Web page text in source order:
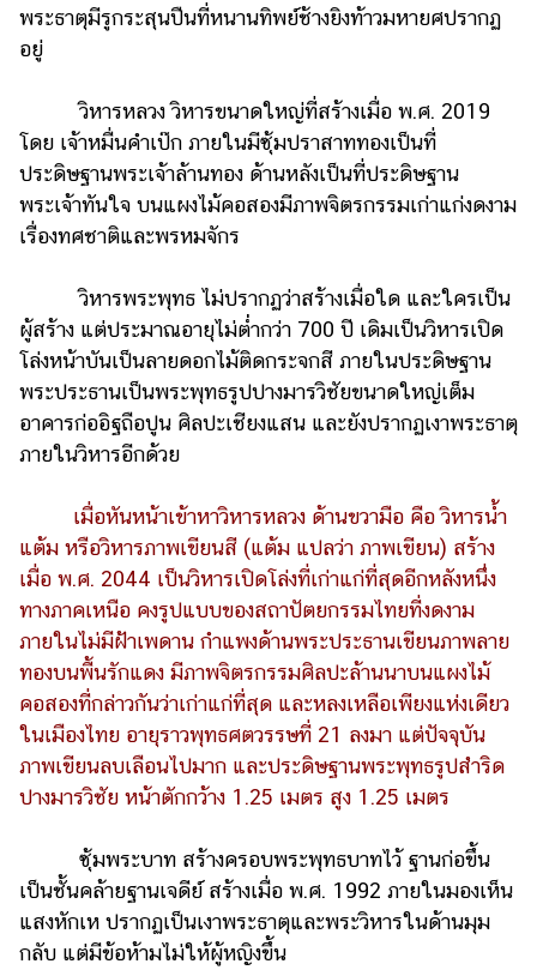
แอปฯ
กระปุก
ออนไลน์
เรียน
เลข
ออนไลน์
โฆษณา
แจ้ง
ปัญหา
ร่วม
งาน
กับ
พระธาตุมีรูกระสุนปืนที่หนานทิพย์ช้างยิงท้าวมหายศปรากฏ
อยู่
วิหารหลวง วิหารขนาดใหญ่ที่สร้างเมื่อ พ.ศ. 2019
โดย เจ้าหมื่นคำเป๊ก ภายในมีซุ้มปราสาททองเป็นที่
ประดิษฐานพระเจ้าล้านทอง ด้านหลังเป็นที่ประดิษฐาน
พระเจ้าทันใจ บนแผงไม้คอสองมีภาพจิตรกรรมเก่าแก่งดงาม
เรื่องทศชาติและพรหมจักร
วิหารพระพุทธ ไม่ปรากฏว่าสร้างเมื่อใด และใครเป็น
ผู้สร้าง แต่ประมาณอายุไม่ต่ำกว่า 700 ปี เดิมเป็นวิหารเปิด
โล่งหน้าบันเป็นลายดอกไม้ติดกระจกสี ภายในประดิษฐาน
พระประธานเป็นพระพุทธรูปปางมารวิชัยขนาดใหญ่เต็ม
อาคารก่ออิฐถือปูน ศิลปะเชียงแสน และยังปรากฏเงาพระธาตุ
ภายในวิหารอีกด้วย
เมื่อหันหน้าเข้าหาวิหารหลวง ด้านขวามือ คือ วิหารน้ำ
แต้ม หรือวิหารภาพเขียนสี (แต้ม แปลว่า ภาพเขียน) สร้าง
เมื่อ พ.ศ. 2044 เป็นวิหารเปิดโล่งที่เก่าแก่ที่สุดอีกหลังหนึ่ง
ทางภาคเหนือ คงรูปแบบของสถาปัตยกรรมไทยที่งดงาม
ภายในไม่มีฝ้าเพดาน กำแพงด้านพระประธานเขียนภาพลาย
ทองบนพื้นรักแดง มีภาพจิตรกรรมศิลปะล้านนาบนแผงไม้
คอสองที่กล่าวกันว่าเก่าแก่ที่สุด และหลงเหลือเพียงแห่งเดียว
ในเมืองไทย อายุราวพุทธศตวรรษที่ 21 ลงมา แต่ปัจจุบัน
ภาพเขียนลบเลือนไปมาก และประดิษฐานพระพุทธรูปสำริด
ปางมารวิชัย หน้าตักกว้าง 1.25 เมตร สูง 1.25 เมตร
ซุ้มพระบาท สร้างครอบพระพุทธบาทไว้ ฐานก่อขึ้น
เป็นชั้นคล้ายฐานเจดีย์ สร้างเมื่อ พ.ศ. 1992 ภายในมองเห็น
แสงหักเห ปรากฏเป็นเงาพระธาตุและพระวิหารในด้านมุม
กลับ แต่มีข้อห้ามไม่ให้ผู้หญิงขึ้น